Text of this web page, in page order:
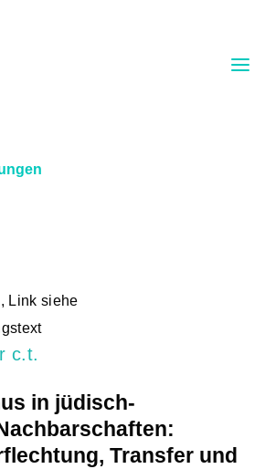
Link siehe
c.t.
in jüdisch-
Transfer und